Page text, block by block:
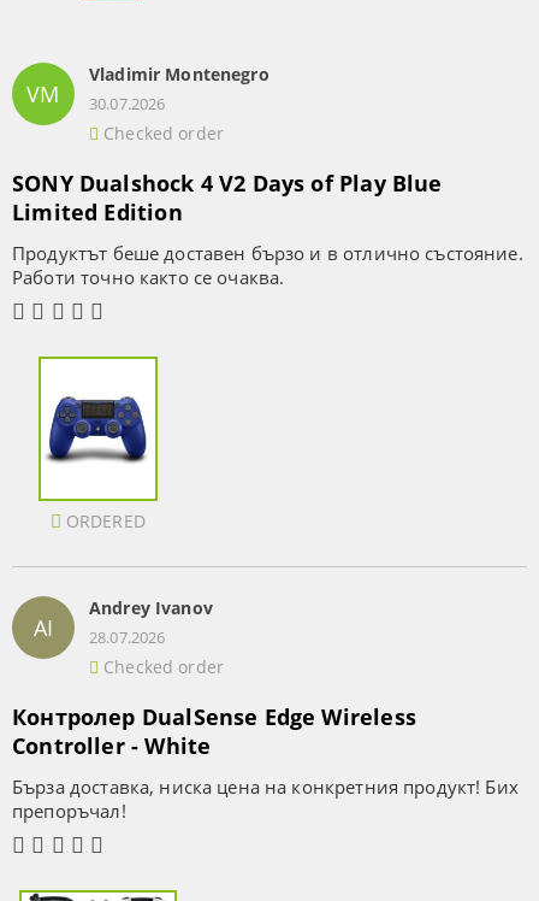
VM
Vladimir Montenegro
30.07.2026
Checked order
SONY Dualshock 4 V2 Days of Play Blue
Limited Edition
Продуктът беше доставен бързо и в отлично състояние.
Работи точно както се очаква.
ORDERED
AI
Andrey Ivanov
28.07.2026
Checked order
Контролер DualSense Edge Wireless
Controller - White
Бърза доставка, ниска цена на конкретния продукт! Бих
препоръчал!